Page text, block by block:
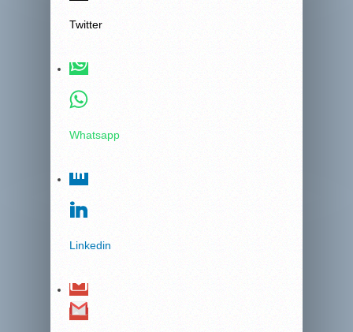
Twitter
Whatsapp
Linkedin